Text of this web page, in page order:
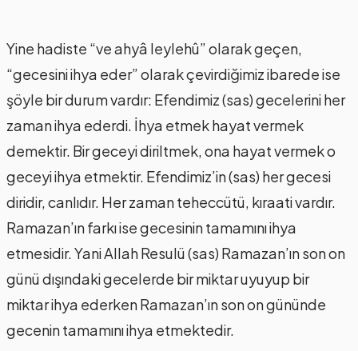
Yine hadiste “ve ahyâ leylehû” olarak geçen,
“gecesini ihya eder” olarak çevirdiğimiz ibarede ise
şöyle bir durum vardır: Efendimiz (sas) gecelerini her
zaman ihya ederdi. İhya etmek hayat vermek
demektir. Bir geceyi diriltmek, ona hayat vermek o
geceyi ihya etmektir. Efendimiz’in (sas) her gecesi
diridir, canlıdır. Her zaman teheccütü, kıraati vardır.
Ramazan’ın farkı ise gecesinin tamamını ihya
etmesidir. Yani Allah Resulü (sas) Ramazan’ın son on
günü dışındaki gecelerde bir miktar uyuyup bir
miktar ihya ederken Ramazan’ın son on gününde
gecenin tamamını ihya etmektedir.